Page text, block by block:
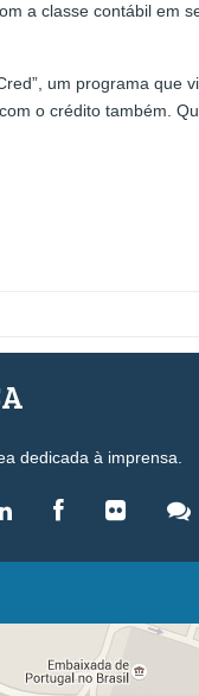
a classe contábil em
um programa que
o crédito também.
dedicada à imprensa.
LEGISLAÇÃO
Lei